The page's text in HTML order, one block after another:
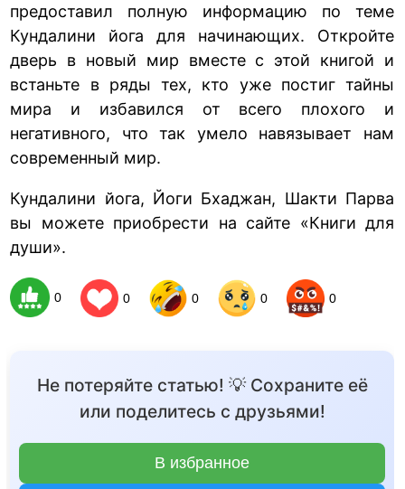
предоставил полную информацию по теме
Кундалини йога для начинающих. Откройте
дверь в новый мир вместе с этой книгой и
встаньте в ряды тех, кто уже постиг тайны
мира и избавился от всего плохого и
негативного, что так умело навязывает нам
современный мир.
Кундалини йога, Йоги Бхаджан, Шакти Парва
вы можете приобрести на сайте «Книги для
души».
0 0 0 0 0
Не потеряйте статью! 💡 Сохраните её
или поделитесь с друзьями!
В избранное